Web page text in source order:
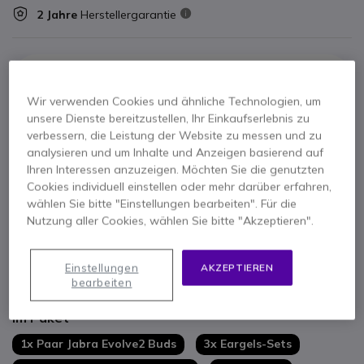
2 Jahre Herstellergarantie
Hauptmerkmale
KabelloseUSB-C/Bluetooth-Kopfhörerim Mini-Format
Professionell: Fürhybrides Arbeitenentwickelt
sind
Integriertes Netzwerk aus
6 MEMS-Mikrofonen
EinzigartigeANC-Technologiemit eingebauter
HearThrough-Funktion
MultiSensor Voice-Verarbeitung wird angewendet
Multipoint: Verbindung mit 2 Geräten gleichzeitig
Akkulaufzeit: bis zu33 Stunden bei Verwendung
Mehr anzeigen
Im Paket
1x Paar Jabra Evolve2 Buds
3x Eargels-Sets
Wir verwenden Cookies und ähnliche Technologien, um
unsere Dienste bereitzustellen, Ihr Einkaufserlebnis zu
verbessern, die Leistung der Website zu messen und zu
analysieren und um Inhalte und Anzeigen basierend auf
Ihren Interessen anzuzeigen. Möchten Sie die genutzten
Cookies individuell einstellen oder mehr darüber erfahren,
wählen Sie bitte "Einstellungen bearbeiten". Für die
Nutzung aller Cookies, wählen Sie bitte "Akzeptieren".
AKZEPTIEREN
Einstellungen
bearbeiten